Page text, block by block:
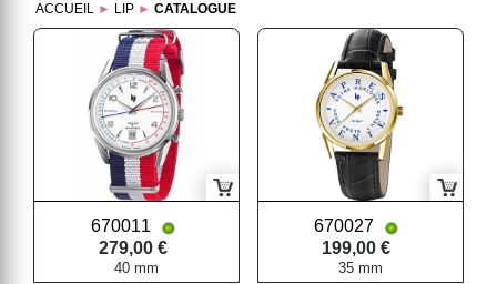
ACCUEIL ► LIP ► CATALOGUE
670011
279,00 €
40 mm
670027
199,00 €
35 mm